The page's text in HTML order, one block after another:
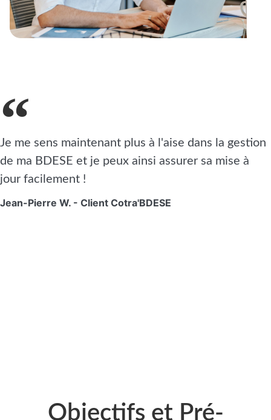
Je me sens maintenant plus à l'aise dans la gestion
de ma BDESE et je peux ainsi assurer sa mise à
jour facilement !
Jean-Pierre W. - Client Cotra'BDESE
Objectifs et Pré-